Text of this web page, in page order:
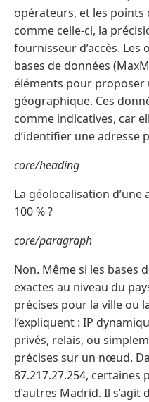
opérateurs, et les points
comme celle-ci, la
fournisseur d’accès.
bases de données
éléments pour
géographique. Ces
comme indicatives, car
d’identifier une adresse
core/heading
La géolocalisation d’une
100 % ?
core/paragraph
Non. Même si les bases
exactes au niveau du
précises pour la ville ou
l’expliquent : IP
privés, relais, ou
précises sur un nœud.
87.217.27.254,
d’autres Madrid. Il